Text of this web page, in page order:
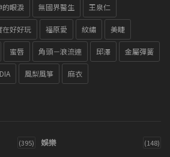
的眼淚 無國界醫生 王泉仁
在好好玩 福原愛 紋繡 美睫
蜜唇 角頭－浪流連 邱澤 金屬彈簧
風梨風箏 麻衣
(395) 娛樂 (148)